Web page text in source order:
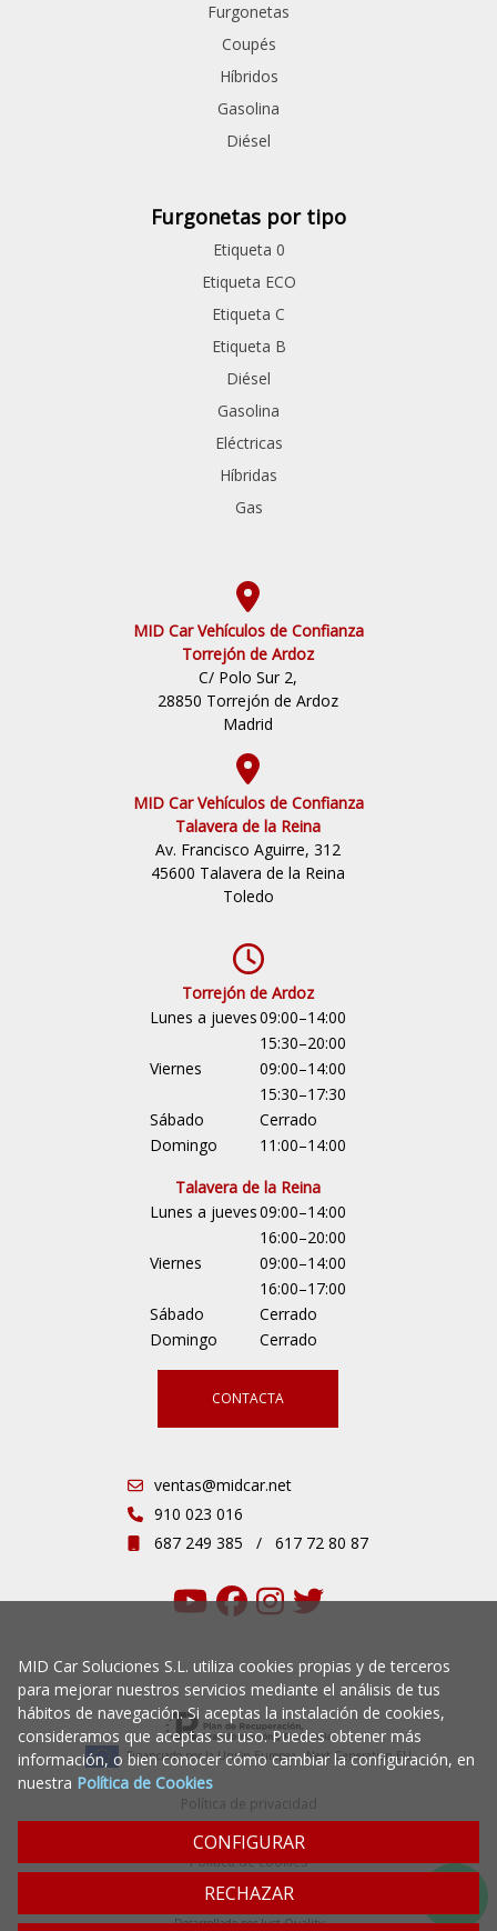
Furgonetas
Coupés
Híbridos
Gasolina
Diésel
Furgonetas por tipo
Etiqueta 0
Etiqueta ECO
Etiqueta C
Etiqueta B
Diésel
Gasolina
Eléctricas
Híbridas
Gas
MID Car Vehículos de Confianza
Torrejón de Ardoz
C/ Polo Sur 2,
28850 Torrejón de Ardoz
Madrid
MID Car Vehículos de Confianza
Talavera de la Reina
Av. Francisco Aguirre, 312
45600 Talavera de la Reina
Toledo
Torrejón de Ardoz
Lunes a jueves09:00–14:00
15:30–20:00
Viernes
09:00–14:00
15:30–17:30
Sábado
Cerrado
Domingo
11:00–14:00
Talavera de la Reina
Lunes a jueves09:00–14:00
16:00–20:00
Viernes
09:00–14:00
16:00–17:00
Sábado
Cerrado
Domingo
Cerrado
CONTACTA
ventas@midcar.net
910 023 016
687 249 385
/ 617 72 80 87
Financiado por la Unión Europea - Next Generation EU
Política de privacidad
Aviso legal
Política de cookies
Desarrollado por Just Quality
MID Car Soluciones S.L. utiliza cookies propias y de terceros
para mejorar nuestros servicios mediante el análisis de tus
hábitos de navegación. Si aceptas la instalación de cookies,
consideramos que aceptas su uso. Puedes obtener más
información, o bien conocer cómo cambiar la configuración, en
nuestra Política de Cookies
CONFIGURAR
RECHAZAR